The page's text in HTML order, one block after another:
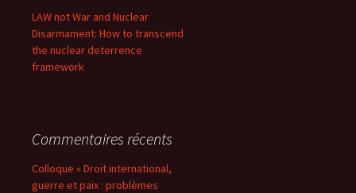
LAW not War and Nuclear
Disarmament: How to transcend
the nuclear deterrence
framework
Commentaires récents
Colloque « Droit international,
guerre et paix : problèmes